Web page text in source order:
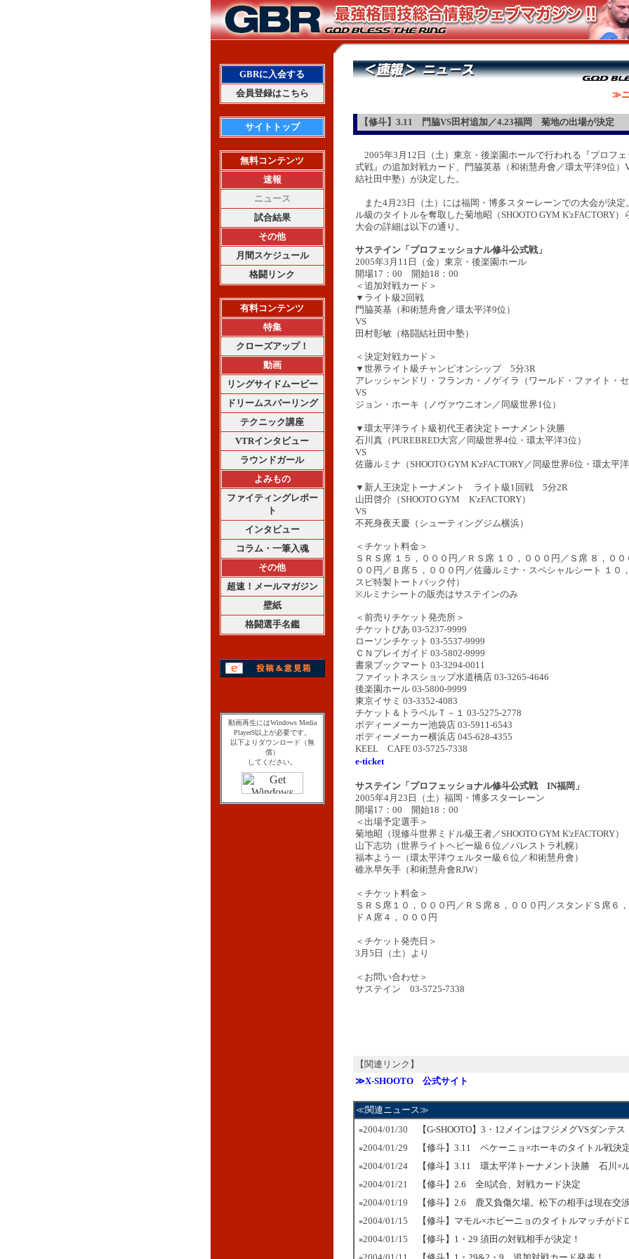
GBRに入会する
会員登録はこちら
サイトトップ
無料コンテンツ
速報
ニュース
試合結果
その他
月間スケジュール
格闘リンク
有料コンテンツ
特集
クローズアップ！
動画
リングサイドムービー
ドリームスパーリング
テクニック講座
VTRインタビュー
ラウンドガール
よみもの
ファイティングレポー
ト
インタビュー
コラム・一筆入魂
その他
超速！メールマガジン
壁紙
格闘選手名鑑
動画再生にはWindows Media
Player9以上が必要です。
以下よりダウンロード（無
償）
してください。
≫ニ
【修斗】3.11 門脇VS田村追加／4.23福岡 菊地の出場が決定
2005年3月12日（土）東京・後楽園ホールで行われる『プロフ
式戦』の追加対戦カード、門脇英基（和術慧舟會／環太平洋9位）
結社田中塾）が決定した。
また4月23日（土）には福岡・博多スターレーンでの大会が決定
ル級のタイトルを奪取した菊地昭（SHOOTO GYM K'zFACTORY）
大会の詳細は以下の通り。
サステイン「プロフェッショナル修斗公式戦」
2005年3月11日（金）東京・後楽園ホール
開場17：00 開始18：00
＜追加対戦カード＞
▼ライト級2回戦
門脇英基（和術慧舟會／環太平洋9位）
VS
田村彰敏（格闘結社田中塾）
＜決定対戦カード＞
▼世界ライト級チャンピオンシップ 5分3R
アレッシャンドリ・フランカ・ノゲイラ（ワールド・ファイト・セ
VS
ジョン・ホーキ（ノヴァウニオン／同級世界1位）
▼環太平洋ライト級初代王者決定トーナメント決勝
石川真（PUREBRED大宮／同級世界4位・環太平洋3位）
VS
佐藤ルミナ（SHOOTO GYM K'zFACTORY／同級世界6位・環太平洋
▼新人王決定トーナメント ライト級1回戦 5分2R
山田啓介（SHOOTO GYM K'zFACTORY）
VS
不死身夜天慶（シューティングジム横浜）
＜チケット料金＞
ＳＲＳ席 １５，０００円／ＲＳ席 １０，０００円／Ｓ席 ８，００
００円／Ｂ席５，０００円／佐藤ルミナ・スペシャルシート １０
スピ特製トートバック付）
※ルミナシートの販売はサステインのみ
＜前売りチケット発売所＞
チケットぴあ 03-5237-9999
ローソンチケット 03-5537-9999
ＣＮプレイガイド 03-5802-9999
書泉ブックマート 03-3294-0011
ファイットネスショップ水道橋店 03-3265-4646
後楽園ホール 03-5800-9999
東京イサミ 03-3352-4083
チケット＆トラベルＴ－１ 03-5275-2778
ボディーメーカー池袋店 03-5911-6543
ボディーメーカー横浜店 045-628-4355
KEEL CAFE 03-5725-7338
e-ticket
サステイン「プロフェッショナル修斗公式戦 IN福岡」
2005年4月23日（土）福岡・博多スターレーン
開場17：00 開始18：00
＜出場予定選手＞
菊地昭（現修斗世界ミドル級王者／SHOOTO GYM K'zFACTORY）
山下志功（世界ライトヘビー級６位／パレストラ札幌）
福本よう一（環太平洋ウェルター級６位／和術慧舟會）
碓氷早矢手（和術慧舟會RJW）
＜チケット料金＞
ＳＲＳ席１０，０００円／ＲＳ席８，０００円／スタンドＳ席６
ドＡ席４，０００円
＜チケット発売日＞
3月5日（土）より
＜お問い合わせ＞
サステイン 03-5725-7338
【関連リンク】
≫X-SHOOTO 公式サイト
≪関連ニュース≫
■2004/01/30 【G-SHOOTO】3・12メインはフジメグVSダンテス
■2004/01/29 【修斗】3.11 ペケーニョ×ホーキのタイトル戦決
■2004/01/24 【修斗】3.11 環太平洋トーナメント決勝 石川×
■2004/01/21 【修斗】2.6 全8試合、対戦カード決定
■2004/01/19 【修斗】2.6 鹿又負傷欠場。松下の相手は現在交
■2004/01/15 【修斗】マモル×ホビーニョのタイトルマッチがド
■2004/01/15 【修斗】1・29 須田の対戦相手が決定！